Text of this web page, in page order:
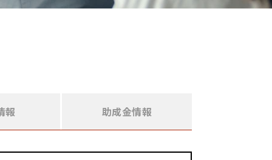
報 助成金情報